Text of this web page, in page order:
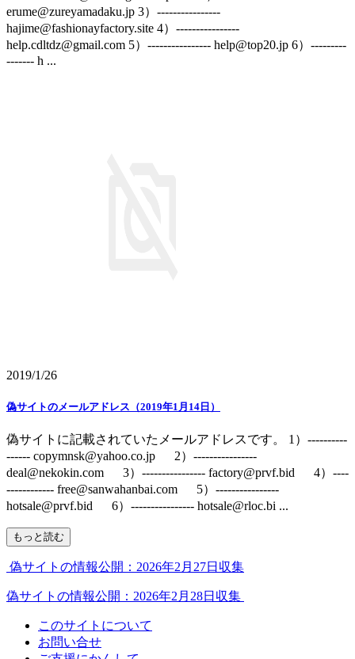
erume@zureyamadaku.jp 3）----------------
hajime@fashionayfactory.site 4）----------------
help.cdltdz@gmail.com 5）---------------- help@top20.jp 6）---------
------- h ...
2019/1/26
偽サイトのメールアドレス（2019年1月14日）
偽サイトに記載されていたメールアドレスです。 1）----------
------ copymnsk@yahoo.co.jp 2）----------------
deal@nekokin.com 3）---------------- factory@prvf.bid 4）----
------------ free@sanwahanbai.com 5）----------------
hotsale@prvf.bid 6）---------------- hotsale@rloc.bi ...
もっと読む
偽サイトの情報公開：2026年2月27日収集
偽サイトの情報公開：2026年2月28日収集
このサイトについて
お問い合せ